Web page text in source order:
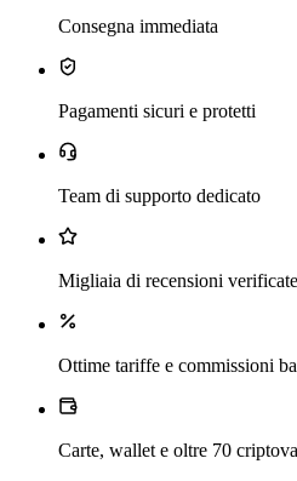
Consegna immediata
Pagamenti sicuri e protetti
Team di supporto dedicato
Migliaia di recensioni verificate
Ottime tariffe e commissioni
Carte, wallet e oltre 70